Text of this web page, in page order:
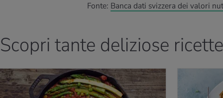
Fonte: Banca dati svizzera dei valori
Scopri tante deliziose